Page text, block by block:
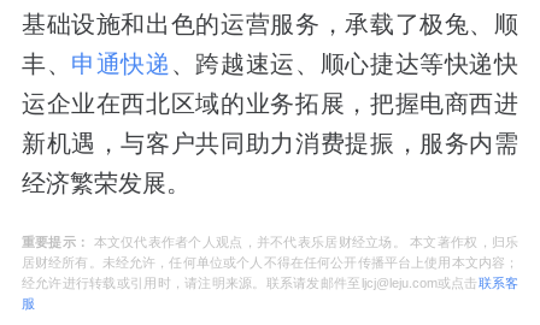
基础设施和出色的运营服务，承载了极兔、顺
丰、 申通快递 、跨越速运、顺心捷达等快递快
运企业在西北区域的业务拓展，把握电商西进
新机遇，与客户共同助力消费提振，服务内需
经济繁荣发展。
重要提示：
本文仅代表作者个人观点，并不代表乐居财经立场。 本文著作权，归乐
居财经所有。未经允许，任何单位或个人不得在任何公开传播平台上使用本文内容；
经允许进行转载或引用时，请注明来源。联系请发邮件至ljcj@leju.com或点击联系客
服